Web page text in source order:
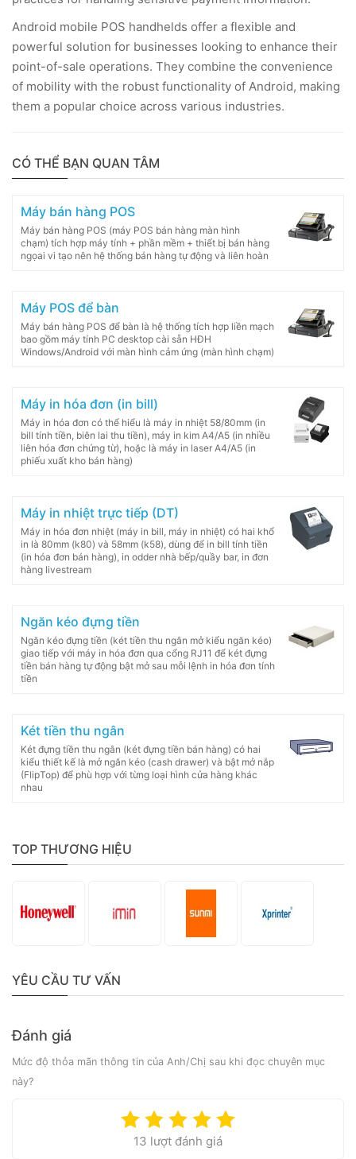
Android mobile POS handhelds offer a flexible and
powerful solution for businesses looking to enhance their
point-of-sale operations. They combine the convenience
of mobility with the robust functionality of Android, making
them a popular choice across various industries.
CÓ THỂ BẠN QUAN TÂM
Máy bán hàng POS
Máy bán hàng POS (máy POS bán hàng màn hình
chạm) tích hợp máy tính + phần mềm + thiết bị bán hàng
ngọai vi tạo nên hệ thống bán hàng tự động và liên hoàn
Máy POS để bàn
Máy bán hàng POS để bàn là hệ thống tích hợp liền mạch
bao gồm máy tính PC desktop cài sẵn HĐH
Windows/Android với màn hình cảm ứng (màn hình chạm)
Máy in hóa đơn (in bill)
Máy in hóa đơn có thể hiểu là máy in nhiệt 58/80mm (in
bill tính tiền, biên lai thu tiền), máy in kim A4/A5 (in nhiều
liên hóa đơn chứng từ), hoặc là máy in laser A4/A5 (in
phiếu xuất kho bán hàng)
Máy in nhiệt trực tiếp (DT)
Máy in hóa đơn nhiệt (máy in bill, máy in nhiệt) có hai khổ
in là 80mm (k80) và 58mm (k58), dùng để in bill tính tiền
(in hóa đơn bán hàng), in odder nhà bếp/quầy bar, in đơn
hàng livestream
Ngăn kéo đựng tiền
Ngăn kéo đựng tiền (két tiền thu ngân mở kiểu ngăn kéo)
giao tiếp với máy in hóa đơn qua cổng RJ11 để két đựng
tiền bán hàng tự động bật mở sau mỗi lệnh in hóa đơn tính
tiền
Két tiền thu ngân
Két đựng tiền thu ngân (két đựng tiền bán hàng) có hai
kiểu thiết kế là mở ngăn kéo (cash drawer) và bật mở nắp
(FlipTop) để phù hợp với từng loại hình cửa hàng khác
nhau
TOP THƯƠNG HIỆU
YÊU CẦU TƯ VẤN
Đánh giá
Mức độ thỏa mãn thông tin của Anh/Chị sau khi đọc chuyên mục
này?
13 lượt đánh giá